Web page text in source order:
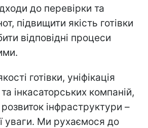
до перевірки та
підвищити якість готівки
відповідні процеси
готівки, уніфікація
інкасаторських компаній,
інфраструктури –
уваги. Ми рухаємося до